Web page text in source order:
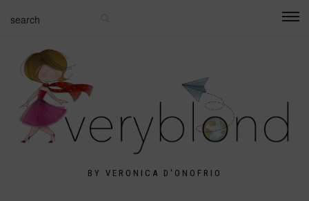
BY VERONICA D'ONOFRIO